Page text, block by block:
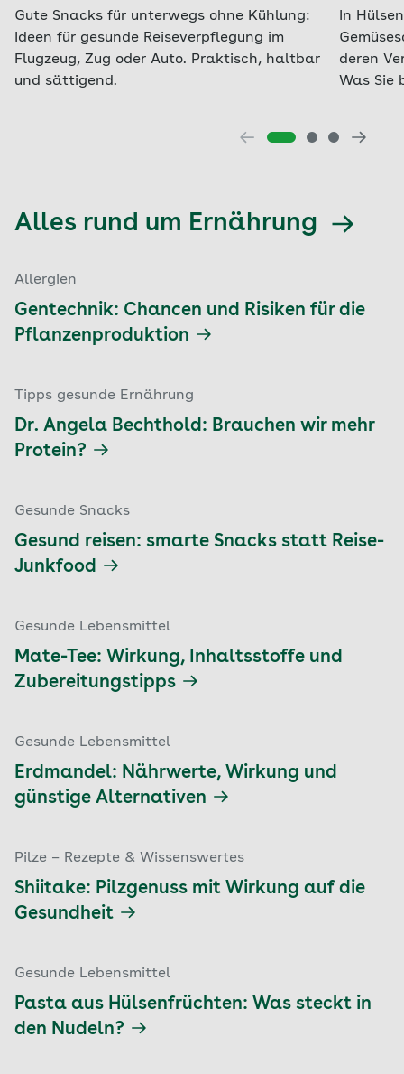
Gute Snacks für unterwegs ohne Kühlung:
Ideen für gesunde Reiseverpflegung im
Flugzeug, Zug oder Auto. Praktisch, haltbar
und sättigend.
In
deren
Was Sie
Alles rund um Ernährung
Allergien
Gentechnik: Chancen und Risiken für die
Pflanzenproduktion
Tipps gesunde Ernährung
Dr. Angela Bechthold: Brauchen wir mehr
Protein?
Gesunde Snacks
Gesund reisen: smarte Snacks statt Reise-
Junkfood
Gesunde Lebensmittel
Mate-Tee: Wirkung, Inhaltsstoffe und
Zubereitungstipps
Gesunde Lebensmittel
Erdmandel: Nährwerte, Wirkung und
günstige Alternativen
Pilze – Rezepte & Wissenswertes
Shiitake: Pilzgenuss mit Wirkung auf die
Gesundheit
Gesunde Lebensmittel
Pasta aus Hülsenfrüchten: Was steckt in
den Nudeln?